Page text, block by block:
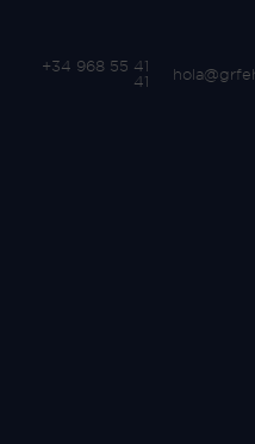
+34 968 55 41
41